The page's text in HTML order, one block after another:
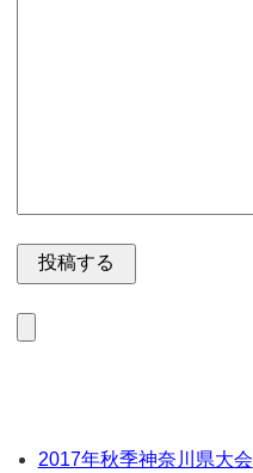
2017年秋季神奈川県大会